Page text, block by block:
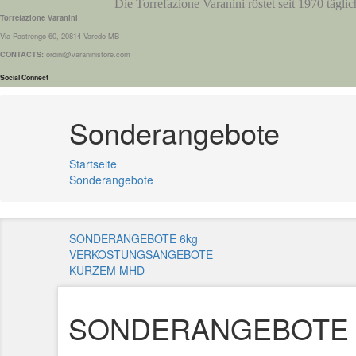
Die Torrefazione Varanini röstet seit 1970
Torrefazione Varanini
Via Pastrengo 60, 20814 Varedo MB
CONTACTS: ordini@varaninistore.com
Social Connect
Sonderangebote
Startseite
Sonderangebote
SONDERANGEBOTE 6kg
VERKOSTUNGSANGEBOTE
KURZEM MHD
SONDERANGEBOTE